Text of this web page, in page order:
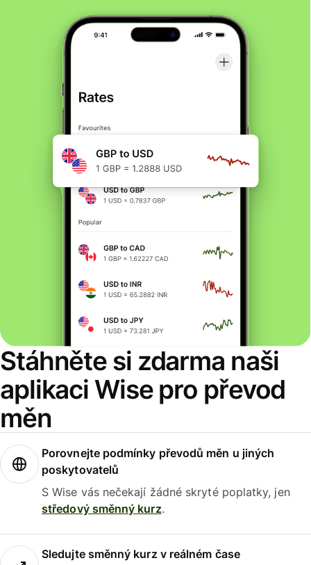
Stáhněte si zdarma naši
aplikaci Wise pro převod
měn
Porovnejte podmínky převodů měn u jiných
poskytovatelů
S Wise vás nečekají žádné skryté poplatky, jen
středový směnný kurz.
Sledujte směnný kurz v reálném čase